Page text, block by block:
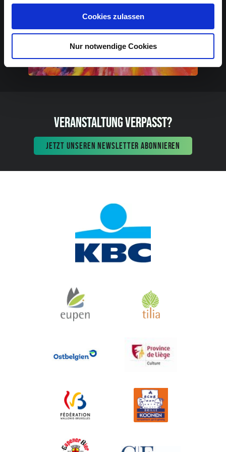
Cookies zulassen
Nur notwendige Cookies
VERANSTALTUNG VERPASST?
JETZT UNSEREN NEWSLETTER ABONNIEREN